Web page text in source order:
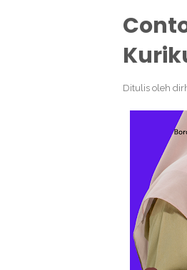
Ditulis oleh